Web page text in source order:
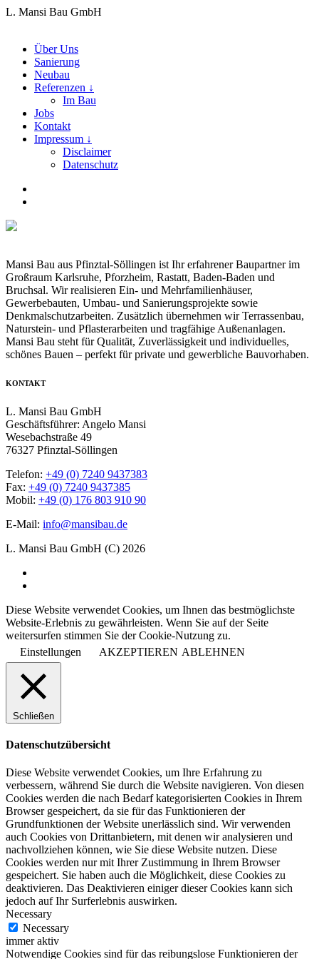
L. Mansi Bau GmbH
Über Uns
Sanierung
Neubau
Referenzen ↓
Im Bau
Jobs
Kontakt
Impressum ↓
Disclaimer
Datenschutz
Mansi Bau aus Pfinztal-Söllingen ist Ihr erfahrener Baupartner im
Großraum Karlsruhe, Pforzheim, Rastatt, Baden-Baden und
Bruchsal. Wir realisieren Ein- und Mehrfamilienhäuser,
Gewerbebauten, Umbau- und Sanierungsprojekte sowie
Denkmalschutzarbeiten. Zusätzlich übernehmen wir Terrassenbau,
Naturstein- und Pflasterarbeiten und tragfähige Außenanlagen.
Mansi Bau steht für Qualität, Zuverlässigkeit und individuelles,
schönes Bauen – perfekt für private und gewerbliche Bauvorhaben.
KONTAKT
L. Mansi Bau GmbH
Geschäftsführer: Angelo Mansi
Wesebachstraße 49
76327 Pfinztal-Söllingen
Telefon: +49 (0) 7240 9437383
Fax: +49 (0) 7240 9437385
Mobil: +49 (0) 176 803 910 90
E-Mail: info@mansibau.de
L. Mansi Bau GmbH (C) 2026
Diese Website verwendet Cookies, um Ihnen das bestmöglichste
Website-Erlebnis zu gewährleisten. Wenn Sie auf der Seite
weitersurfen stimmen Sie der Cookie-Nutzung zu.
Einstellungen
AKZEPTIEREN ABLEHNEN
Schließen
Datenschutzübersicht
Diese Website verwendet Cookies, um Ihre Erfahrung zu
verbessern, während Sie durch die Website navigieren. Von diesen
Cookies werden die nach Bedarf kategorisierten Cookies in Ihrem
Browser gespeichert, da sie für das Funktionieren der
Grundfunktionen der Website unerlässlich sind. Wir verwenden
auch Cookies von Drittanbietern, mit denen wir analysieren und
nachvollziehen können, wie Sie diese Website nutzen. Diese
Cookies werden nur mit Ihrer Zustimmung in Ihrem Browser
gespeichert. Sie haben auch die Möglichkeit, diese Cookies zu
deaktivieren. Das Deaktivieren einiger dieser Cookies kann sich
jedoch auf Ihr Surferlebnis auswirken.
Necessary
Necessary
immer aktiv
Notwendige Cookies sind für das reibungslose Funktionieren der